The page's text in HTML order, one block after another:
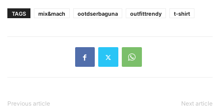
TAGS mix&mach ootdserbaguna outfittrendy t-shirt
Previous article Next article